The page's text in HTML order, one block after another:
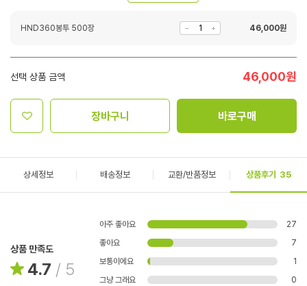
HND360봉투 500장 46,000원
선택 상품 금액 46,000원
장바구니 바로구매
상세정보 배송정보 교환/반품정보 상품후기 35
상품 만족도
4.7 / 5
아주 좋아요
27
좋아요
7
보통이에요
1
그냥 그래요
0